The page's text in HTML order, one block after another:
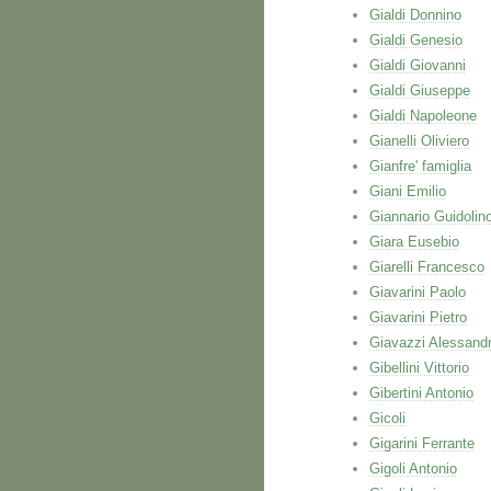
Gialdi Donnino
Gialdi Genesio
Gialdi Giovanni
Gialdi Giuseppe
Gialdi Napoleone
Gianelli Oliviero
Gianfre' famiglia
Giani Emilio
Giannario
Giara Eusebio
Giarelli Francesco
Giavarini Paolo
Giavarini Pietro
Giavazzi
Gibellini Vittorio
Gibertini Antonio
Gicoli
Gigarini Ferrante
Gigoli Antonio